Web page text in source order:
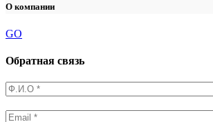
О компании
GO
Обратная связь